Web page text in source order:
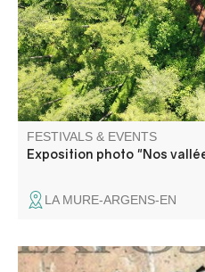
rivières et les nuances des
FESTIVALS & EVENTS
Exposition photo "Nos
LA MURE-ARGENS-EN